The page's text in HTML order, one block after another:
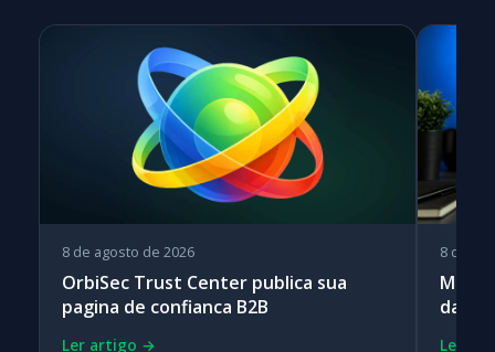
8 de agosto de 2026
OrbiSec Trust Center publica sua
pagina de confianca B2B
Ler artigo →
8 de
day e
Ler